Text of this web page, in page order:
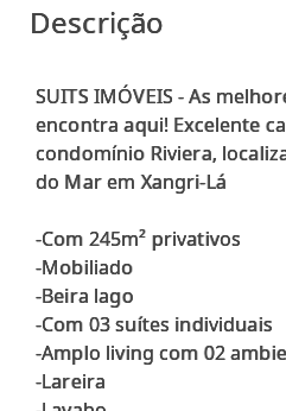
Descrição
SUITS IMÓVEIS - As
encontra aqui! Excelente
condomínio Riviera,
do Mar em Xangri-Lá
-Com 245m² privativos
-Mobiliado
-Beira lago
-Com 03 suítes individuais
-Amplo living com 02
-Lareira